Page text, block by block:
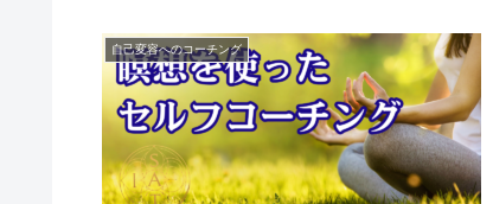
自己変容へのコーチング